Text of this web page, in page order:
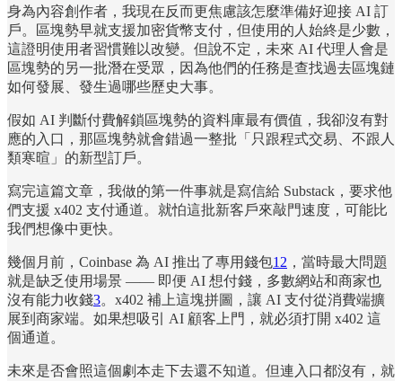
身為內容創作者，我現在反而更焦慮該怎麼準備好迎接 AI 訂
戶。區塊勢早就支援加密貨幣支付，但使用的人始終是少數，
這證明使用者習慣難以改變。但說不定，未來 AI 代理人會是
區塊勢的另一批潛在受眾，因為他們的任務是查找過去區塊鏈
如何發展、發生過哪些歷史大事。
假如 AI 判斷付費解鎖區塊勢的資料庫最有價值，我卻沒有對
應的入口，那區塊勢就會錯過一整批「只跟程式交易、不跟人
類寒暄」的新型訂戶。
寫完這篇文章，我做的第一件事就是寫信給 Substack，要求他
們支援 x402 支付通道。就怕這批新客戶來敲門速度，可能比
我們想像中更快。
幾個月前，Coinbase 為 AI 推出了專用錢包1 2 ，當時最大問題
就是缺乏使用場景 —— 即便 AI 想付錢，多數網站和商家也
沒有能力收錢3。x402 補上這塊拼圖，讓 AI 支付從消費端擴
展到商家端。如果想吸引 AI 顧客上門，就必須打開 x402 這
個通道。
未來是否會照這個劇本走下去還不知道。但連入口都沒有，就